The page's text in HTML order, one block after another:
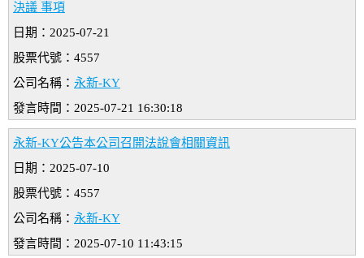
決議 事項
日期：2025-07-21
股票代號：4557
公司名稱： 永新-KY
發言時間：2025-07-21 16:30:18
永新-KY公告本公司召開法說會相關資訊
日期：2025-07-10
股票代號：4557
公司名稱： 永新-KY
發言時間：2025-07-10 11:43:15